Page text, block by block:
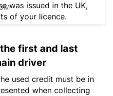
was issued in the UK,
of your licence.
first and last
driver
used credit must be in
when collecting